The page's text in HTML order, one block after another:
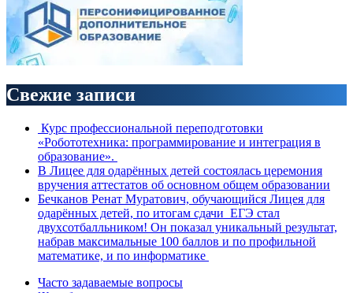
Свежие записи
Курс профессиональной переподготовки
«Робототехника: программирование и интеграция в
образование».
В Лицее для одарённых детей состоялась церемония
вручения аттестатов об основном общем образовании
Бечканов Ренат Муратович, обучающийся Лицея для
одарённых детей, по итогам сдачи ЕГЭ стал
двухсотбалльником! Он показал уникальный результат,
набрав максимальные 100 баллов и по профильной
математике, и по информатике
Часто задаваемые вопросы